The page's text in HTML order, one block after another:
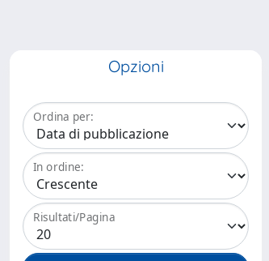
Opzioni
Ordina per:
In ordine:
Risultati/Pagina